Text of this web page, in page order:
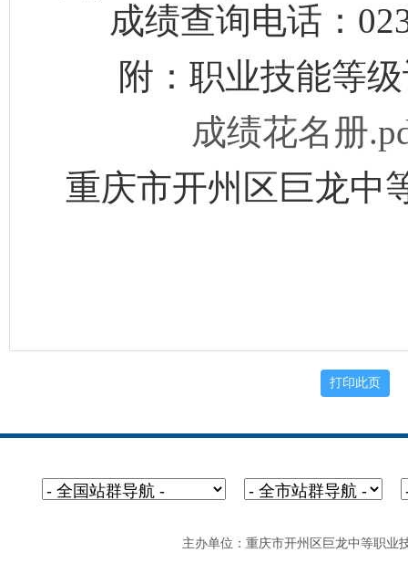
成绩查询电话：
附：职业技能等级
成绩花名册
重庆市开州区巨龙中
主办单位：重庆市开州区巨龙中等职业